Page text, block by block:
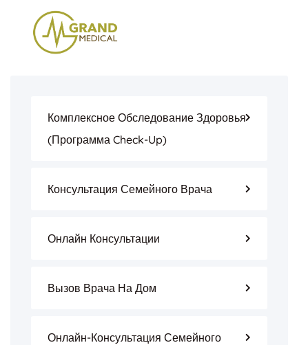
Комплексное Обследование Здоровья
(программа Check-Up)
Консультация Семейного Врача
Онлайн Консультации
Вызов Врача На Дом
Онлайн-Консультация Семейного